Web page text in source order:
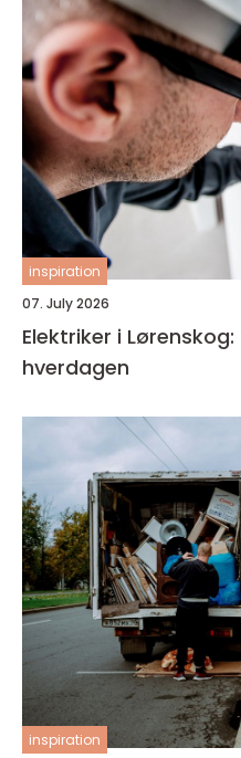
inspiration
07. July 2026
Elektriker i
hverdagen
inspiration